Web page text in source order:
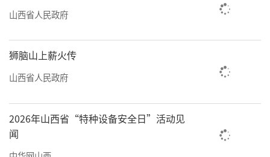
张明在发言中阐述了展览的初衷，即在上
山西省人民政府
狮脑山上薪火传
山西省人民政府
2026年山西省“特种设备安全日”活动见
闻